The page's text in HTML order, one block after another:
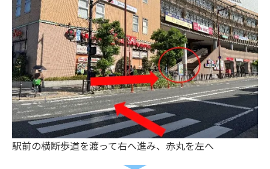
駅前の横断歩道を渡って右へ進み、赤丸を左へ